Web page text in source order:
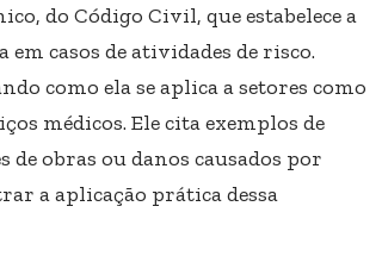
do Código Civil, que estabelece a
casos de atividades de risco.
como ela se aplica a setores como
médicos. Ele cita exemplos de
de obras ou danos causados ​​por
a aplicação prática dessa